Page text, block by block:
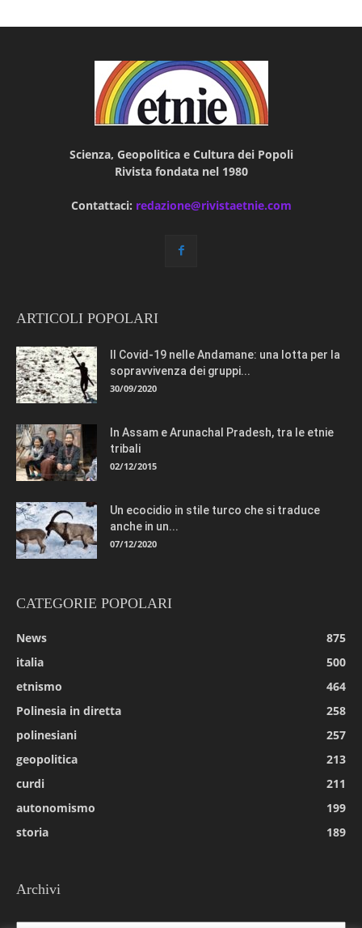
Scienza, Geopolitica e Cultura dei Popoli
Rivista fondata nel 1980
Contattaci: redazione@rivistaetnie.com
ARTICOLI POPOLARI
Il Covid-19 nelle Andamane: una lotta per la
sopravvivenza dei gruppi...
30/09/2020
In Assam e Arunachal Pradesh, tra le etnie
tribali
02/12/2015
Un ecocidio in stile turco che si traduce
anche in un...
07/12/2020
CATEGORIE POPOLARI
News
875
italia
500
etnismo
464
Polinesia in diretta
258
polinesiani
257
geopolitica
213
curdi
211
autonomismo
199
storia
189
Archivi
Archivi